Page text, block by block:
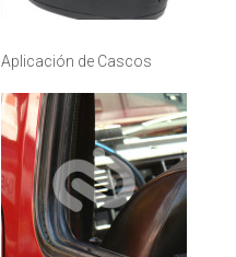
Aplicación de Cascos